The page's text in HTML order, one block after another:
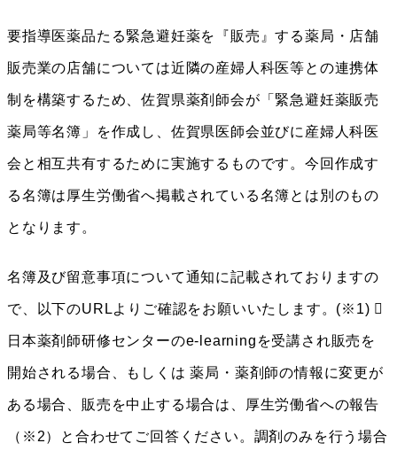
要指導医薬品たる緊急避妊薬を『販売』する薬局・店舗
販売業の店舗については近隣の産婦人科医等との連携体
制を構築するため、佐賀県薬剤師会が「緊急避妊薬販売
薬局等名簿」を作成し、佐賀県医師会並びに産婦人科医
会と相互共有するために実施するものです。今回作成す
る名簿は厚生労働省へ掲載されている名簿とは別のもの
となります。
名簿及び留意事項について通知に記載されておりますの
で、以下のURLよりご確認をお願いいたします。(※1) 
日本薬剤師研修センターのe-learningを受講され販売を
開始される場合、もしくは 薬局・薬剤師の情報に変更が
ある場合、販売を中止する場合は、厚生労働省への報告
（※2）と合わせてご回答ください。調剤のみを行う場合